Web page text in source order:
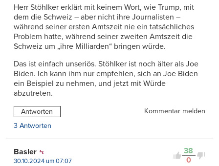
Herr Stöhlker erklärt mit keinem Wort, wie Trump, mit
dem die Schweiz – aber nicht ihre Journalisten –
während seiner ersten Amtszeit nie ein tatsächliches
Problem hatte, während seiner zweiten Amtszeit die
Schweiz um „ihre Milliarden“ bringen würde.
Das ist einfach unseriös. Stöhlker ist noch älter als Joe
Biden. Ich kann ihm nur empfehlen, sich an Joe Biden
ein Beispiel zu nehmen, und jetzt mit Würde
abzutreten.
Antworten
Kommentar melden
3 Antworten
38
0
Basler
30.10.2024 um 07:07